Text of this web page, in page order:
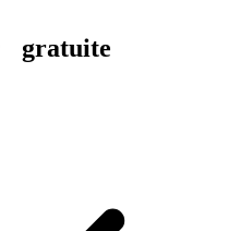
gratuite